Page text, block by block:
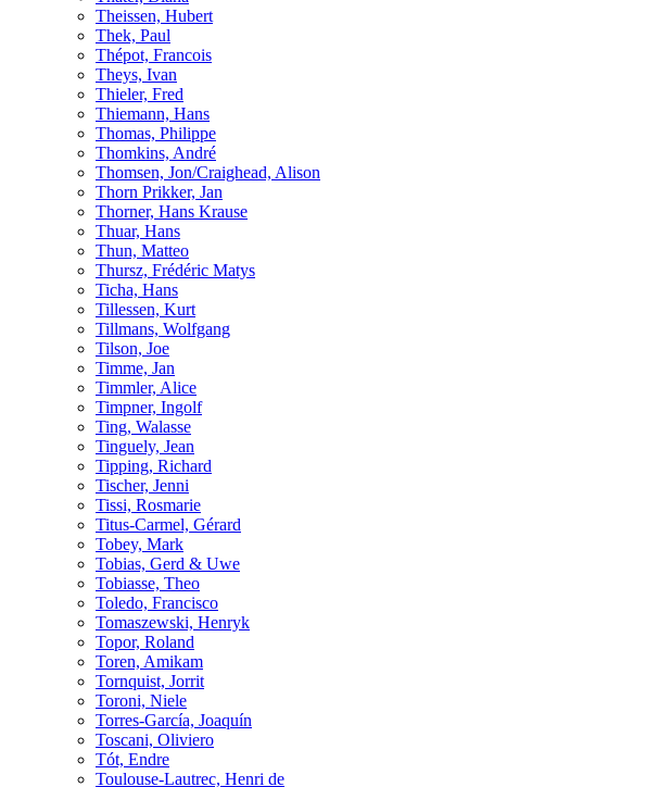
Theissen, Hubert
Thek, Paul
Thépot, Francois
Theys, Ivan
Thieler, Fred
Thiemann, Hans
Thomas, Philippe
Thomkins, André
Thomsen, Jon/Craighead, Alison
Thorn Prikker, Jan
Thorner, Hans Krause
Thuar, Hans
Thun, Matteo
Thursz, Frédéric Matys
Ticha, Hans
Tillessen, Kurt
Tillmans, Wolfgang
Tilson, Joe
Timme, Jan
Timmler, Alice
Timpner, Ingolf
Ting, Walasse
Tinguely, Jean
Tipping, Richard
Tischer, Jenni
Tissi, Rosmarie
Titus-Carmel, Gérard
Tobey, Mark
Tobias, Gerd & Uwe
Tobiasse, Theo
Toledo, Francisco
Tomaszewski, Henryk
Topor, Roland
Toren, Amikam
Tornquist, Jorrit
Toroni, Niele
Torres-García, Joaquín
Toscani, Oliviero
Tót, Endre
Toulouse-Lautrec, Henri de